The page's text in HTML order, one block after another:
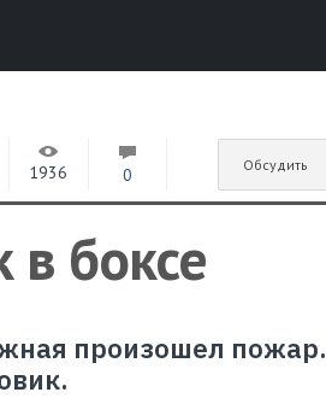
1936 0 Обсудить
в боксе
произошел пожар.